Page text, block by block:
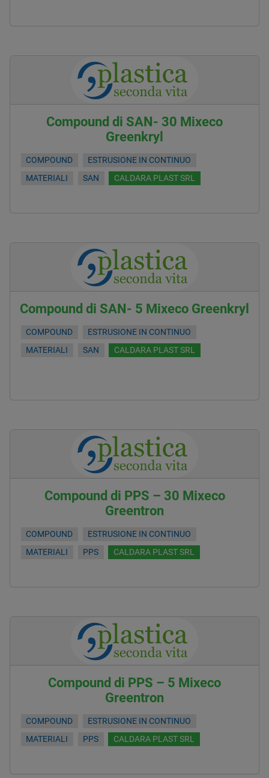
Compound di SAN- 30 Mixeco
Greenkryl
COMPOUND
ESTRUSIONE IN CONTINUO
MATERIALI
SAN CALDARA PLAST SRL
Compound di SAN- 5 Mixeco Greenkryl
COMPOUND
ESTRUSIONE IN CONTINUO
MATERIALI
SAN CALDARA PLAST SRL
Compound di PPS – 30 Mixeco
Greentron
COMPOUND
ESTRUSIONE IN CONTINUO
MATERIALI
PPS CALDARA PLAST SRL
Compound di PPS – 5 Mixeco
Greentron
COMPOUND
ESTRUSIONE IN CONTINUO
MATERIALI
PPS CALDARA PLAST SRL